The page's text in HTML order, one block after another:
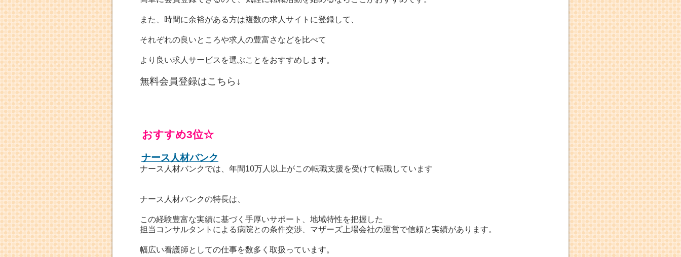
また、時間に余裕がある方は複数の求人サイトに登録して、
それぞれの良いところや求人の豊富さなどを比べて
より良い求人サービスを選ぶことをおすすめします。
無料会員登録はこちら↓
おすすめ3位☆
ナース人材バンク
ナース人材バンクでは、年間10万人以上がこの転職支援を受けて転職しています
ナース人材バンクの特長は、
この経験豊富な実績に基づく手厚いサポート、地域特性を把握した
担当コンサルタントによる病院との条件交渉、 マザーズ上場会社の運営で信頼と実績があります。
幅広い看護師としての仕事を数多く取扱っています。